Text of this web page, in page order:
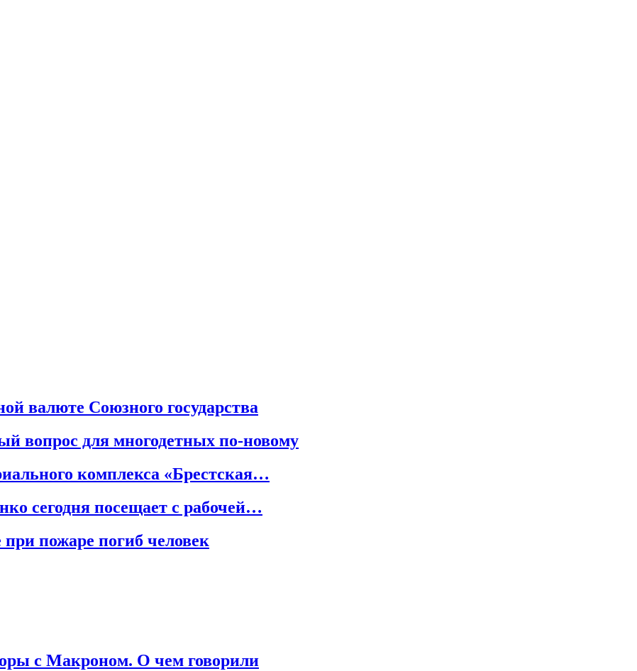
валюте Союзного государства
вопрос для многодетных по-новому
комплекса «Брестская…
сегодня посещает с рабочей…
пожаре погиб человек
с Макроном. О чем говорили